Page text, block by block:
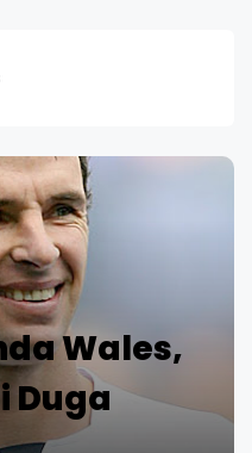
Wales,
Duga